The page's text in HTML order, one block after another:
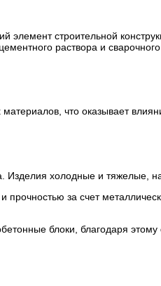
элемент строительной
раствора и
что оказывает
Изделия холодные и тяжелые,
за счет
блоки, благодаря